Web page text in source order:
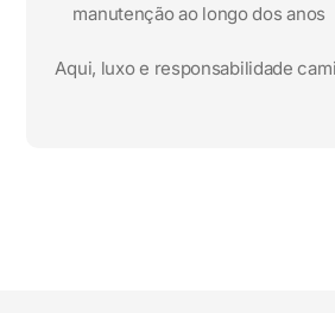
manutenção ao longo dos anos
Aqui, luxo e responsabilidade